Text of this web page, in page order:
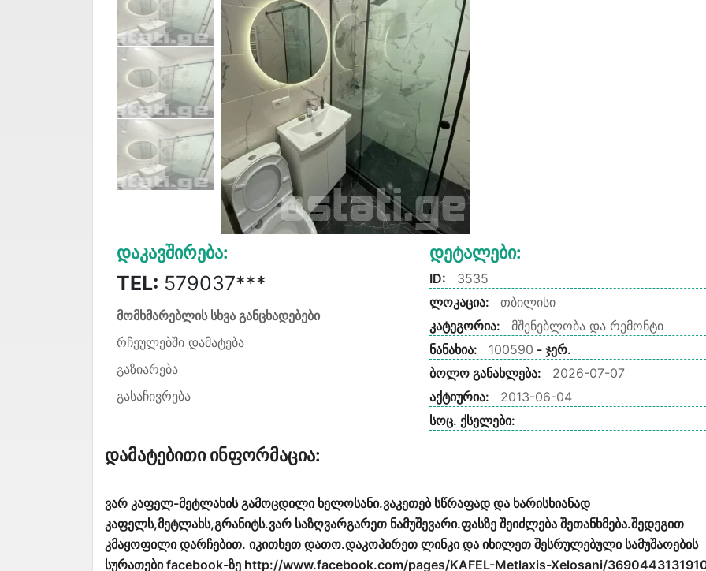
Დაკავშირება:
TEL: 579037***
მომხმარებლის სხვა განცხადებები
რჩეულებში დამატება
გაზიარება
გასაჩივრება
Დეტალები:
ID:
3535
ლოკაცია:
თბილისი
კატეგორია:
მშენებლობა და რემონტი
ნანახია:
100590 - ჯერ.
ბოლო განახლება:
2026-07-07
აქტიურია:
2013-06-04
სოც. ქსელები:
Დამატებითი Ინფორმაცია:
ვარ კაფელ-მეტლახის გამოცდილი ხელოსანი.ვაკეთებ სწრაფად და ხარისხიანად
კაფელს,მეტლახს,გრანიტს.ვარ საზღვარგარეთ ნამუშევარი.ფასზე შეიძლება შეთანხმება.შედეგით
კმაყოფილი დარჩებით. იკითხეთ დათო.დაკოპირეთ ლინკი და იხილეთ შესრულებული სამუშაოების
სურათები facebook-ზე http://www.facebook.com/pages/KAFEL-Metlaxis-Xelosani/